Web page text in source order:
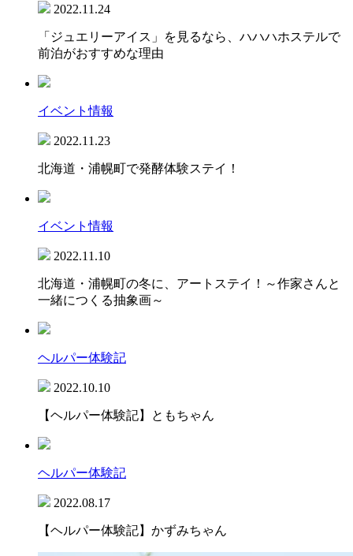
2022.11.24
「ジュエリーアイス」を見るなら、ハハハホステルで
前泊がおすすめな理由
イベント情報
2022.11.23
北海道・浦幌町で発酵体験ステイ！
イベント情報
2022.11.10
北海道・浦幌町の冬に、アートステイ！～作家さんと
一緒につくる抽象画～
ヘルパー体験記
2022.10.10
【ヘルパー体験記】ともちゃん
ヘルパー体験記
2022.08.17
【ヘルパー体験記】かずみちゃん